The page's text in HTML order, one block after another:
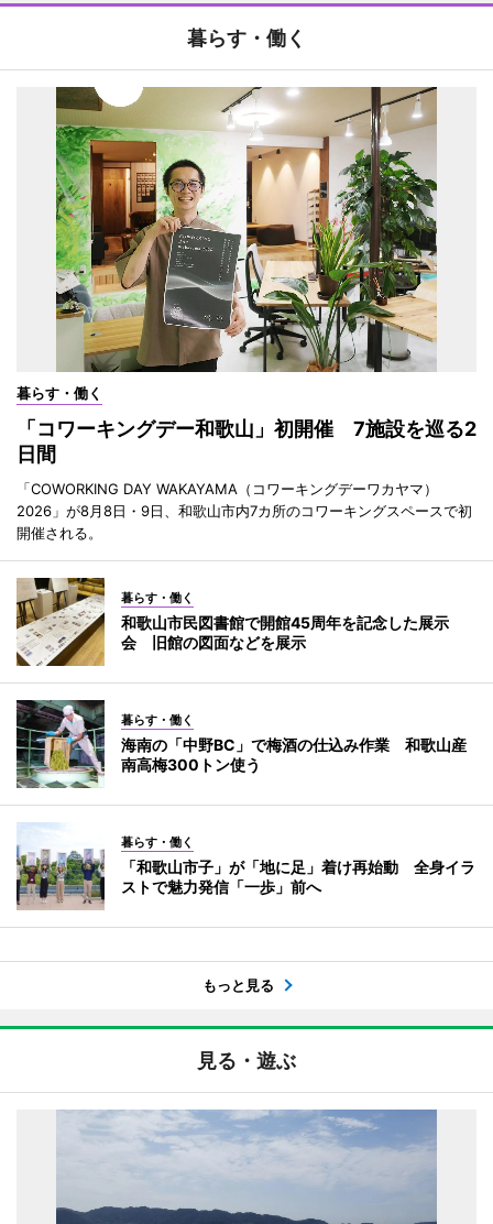
暮らす・働く
暮らす・働く
「コワーキングデー和歌山」初開催 7施設を巡る2
日間
「COWORKING DAY WAKAYAMA（コワーキングデーワカヤマ）
2026」が8月8日・9日、和歌山市内7カ所のコワーキングスペースで初
開催される。
暮らす・働く
和歌山市民図書館で開館45周年を記念した展示
会 旧館の図面などを展示
暮らす・働く
海南の「中野BC」で梅酒の仕込み作業 和歌山産
南高梅300トン使う
暮らす・働く
「和歌山市子」が「地に足」着け再始動 全身イラ
ストで魅力発信「一歩」前へ
もっと見る
見る・遊ぶ